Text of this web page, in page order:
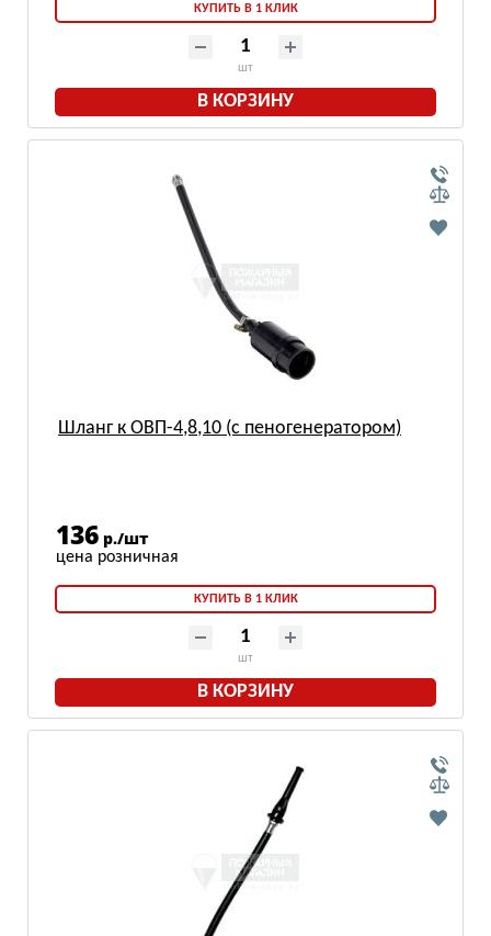
КУПИТЬ В 1 КЛИК
шт
В КОРЗИНУ
Шланг к ОВП-4,8,10 (с пеногенератором)
136 р./шт
КУПИТЬ В 1 КЛИК
шт
В КОРЗИНУ